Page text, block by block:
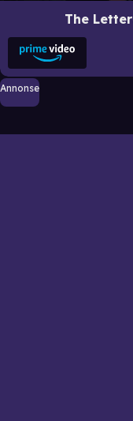
The Letter
Annonse